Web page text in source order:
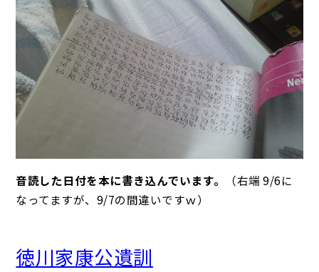
音読した日付を本に書き込んでいます。
（右端 9/6に
なってますが、9/7の間違いですｗ）
徳川家康公遺訓